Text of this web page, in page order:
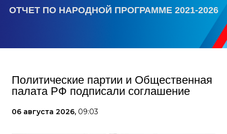
ОТЧЕТ ПО НАРОДНОЙ ПРОГРАММЕ 2021-2026
Политические партии и Общественная
палата РФ подписали соглашение
06 августа 2026, 09:03